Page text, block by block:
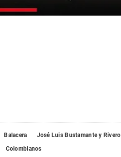
Balacera
José Luis Bustamante y Rivero
Colombianos